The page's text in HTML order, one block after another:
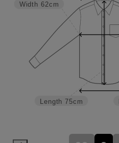
Length 75cm
Width 62cm